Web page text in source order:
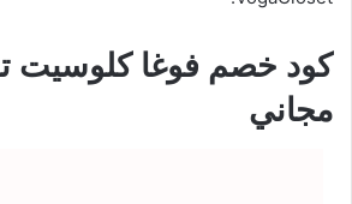
كود خصم فوغا كلوسيت
مجاني